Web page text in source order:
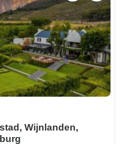
Wijnlanden,